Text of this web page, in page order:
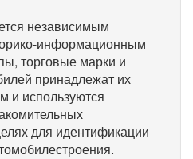
независимым
информационным
торговые марки и
принадлежат их
и используются
для идентификации